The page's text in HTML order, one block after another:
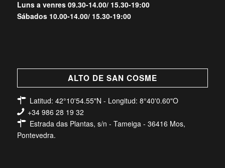
Luns a venres 09.30-14.00/ 15.30-19:00
Sábados 10.00-14.00/ 15.30-19:00
ALTO DE SAN COSME
Latitud: 42°10'54.55"N - Longitud: 8°40'0.60"O
+34 986 28 19 32
Estrada das Plantas, s/n - Tameiga - 36416 Mos,
Pontevedra.